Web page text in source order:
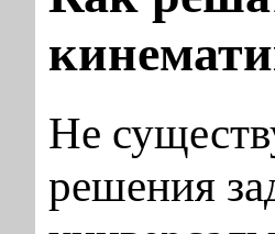
Не
решения